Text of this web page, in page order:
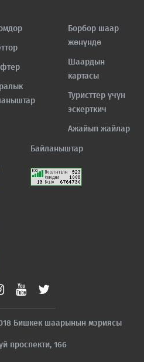
Борбор шаар
жөнүндө
Шаардын
картасы
Туристтер үчүн
эскерткич
Ажайып жайлар
Байланыштар
Бишкек шаарынын мэриясы
проспекти, 166